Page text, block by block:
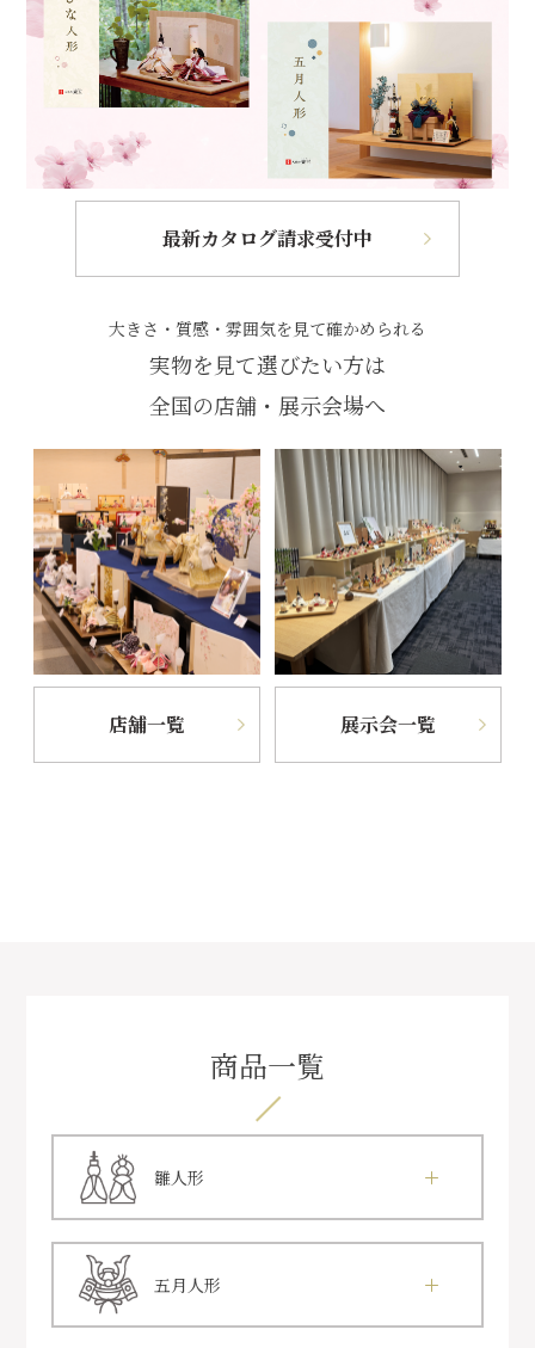
最新カタログ請求受付中
大きさ・質感・雰囲気を見て確かめられる
実物を見て選びたい方は
全国の店舗・展示会場へ
店舗一覧 展示会一覧
商品一覧
雛人形
五月人形